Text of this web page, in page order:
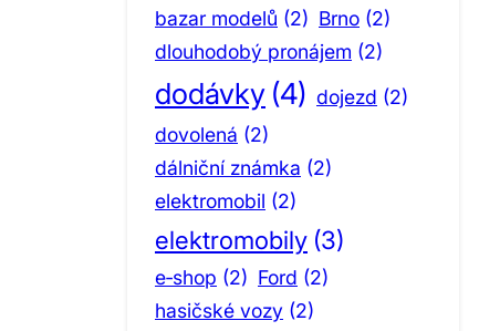
bazar modelů (2) Brno (2)
dlouhodobý pronájem (2)
dodávky (4) dojezd (2)
dovolená (2)
dálniční známka (2)
elektromobil (2)
elektromobily (3)
e‑shop (2) Ford (2)
hasičské vozy (2)